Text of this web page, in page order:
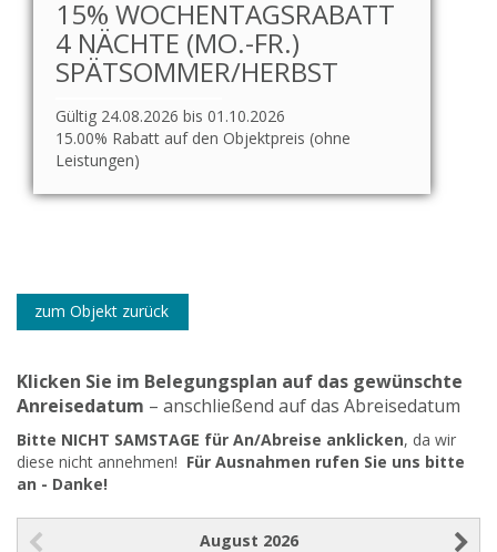
15% WOCHENTAGSRABATT
4 NÄCHTE (MO.-FR.)
SPÄTSOMMER/HERBST
Gültig 24.08.2026 bis 01.10.2026
15.00% Rabatt auf den Objektpreis (ohne
Leistungen)
zum Objekt zurück
Klicken Sie im Belegungsplan auf das gewünschte
Anreisedatum – anschließend auf das Abreisedatum
Bitte NICHT SAMSTAGE für An/Abreise anklicken, da wir
diese nicht annehmen! Für Ausnahmen rufen Sie uns bitte
an - Danke!
August 2026